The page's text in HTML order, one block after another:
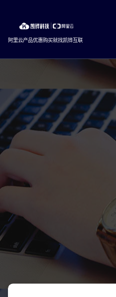
content
阿里云产品优惠购买就找凯铧互联